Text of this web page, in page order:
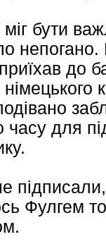
міг бути
непогано.
до
для
Фулгем